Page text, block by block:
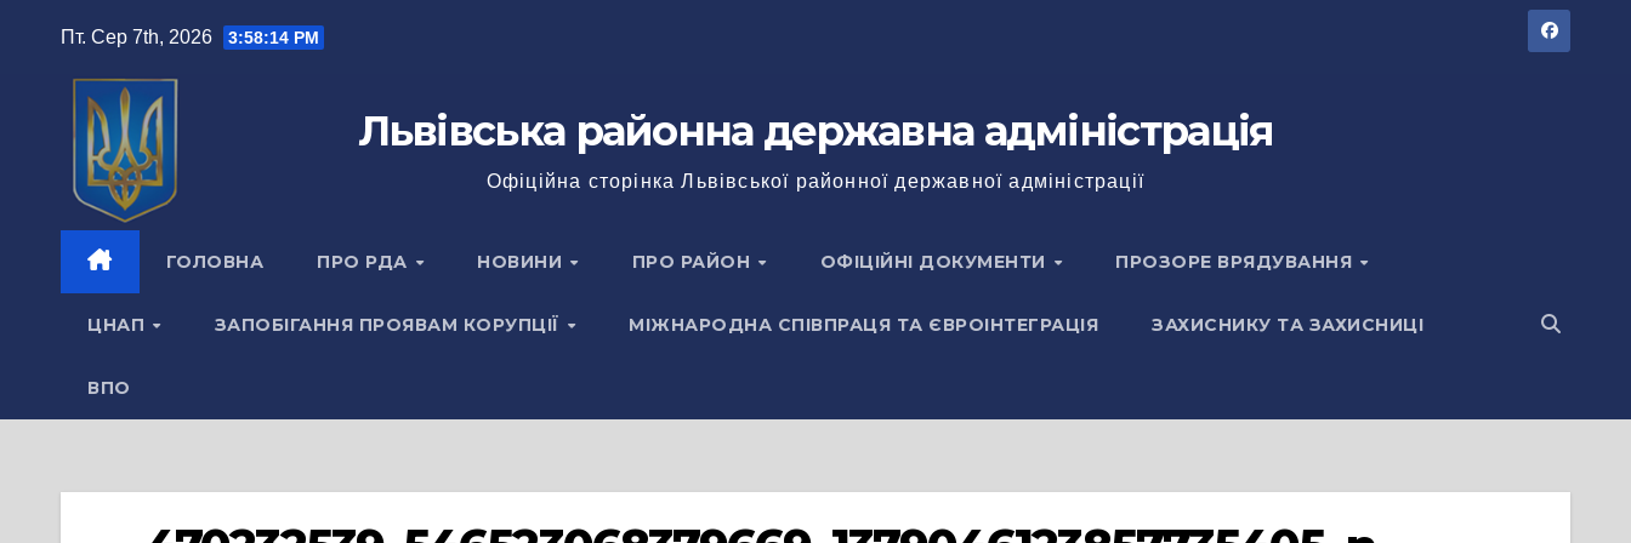
Пт. Сер 7th, 2026 3:58:15 PM
Львівська районна державна адміністрація
Офіційна сторінка Львівської районної державної адміністрації
ГОЛОВНА ПРО РДА НОВИНИ ПРО РАЙОН ОФІЦІЙНІ ДОКУМЕНТИ ПРОЗОРЕ ВРЯДУВАННЯ
ЦНАП ЗАПОБІГАННЯ ПРОЯВАМ КОРУПЦІЇ МІЖНАРОДНА СПІВПРАЦЯ ТА ЄВРОІНТЕГРАЦІЯ ЗАХИСНИКУ ТА ЗАХИСНИЦІ
ВПО